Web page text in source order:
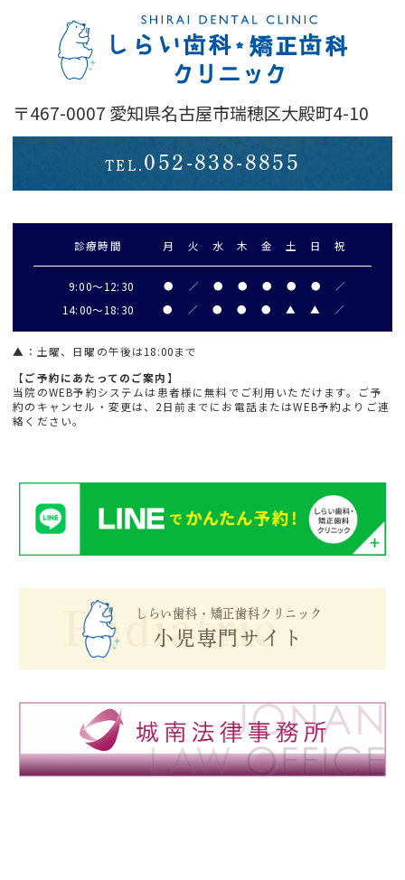
〒467-0007 愛知県名古屋市瑞穂区大殿町4-10
TEL. 052-838-8855
診療時間 月 火 水 木 金 土 日 祝
9:00～12:30 ● ／ ● ● ● ● ● ／
14:00～18:30 ● ／ ● ● ● ▲ ▲ ／
▲ ：土曜、日曜の午後は18:00まで
【ご予約にあたってのご案内】
当院のWEB予約システムは患者様に無料でご利用いただけます。ご予
約のキャンセル・変更は、2日前までにお電話またはWEB予約よりご連
絡ください。
しらい歯科・矯正歯科クリニック
小児専門サイト
Pediatric